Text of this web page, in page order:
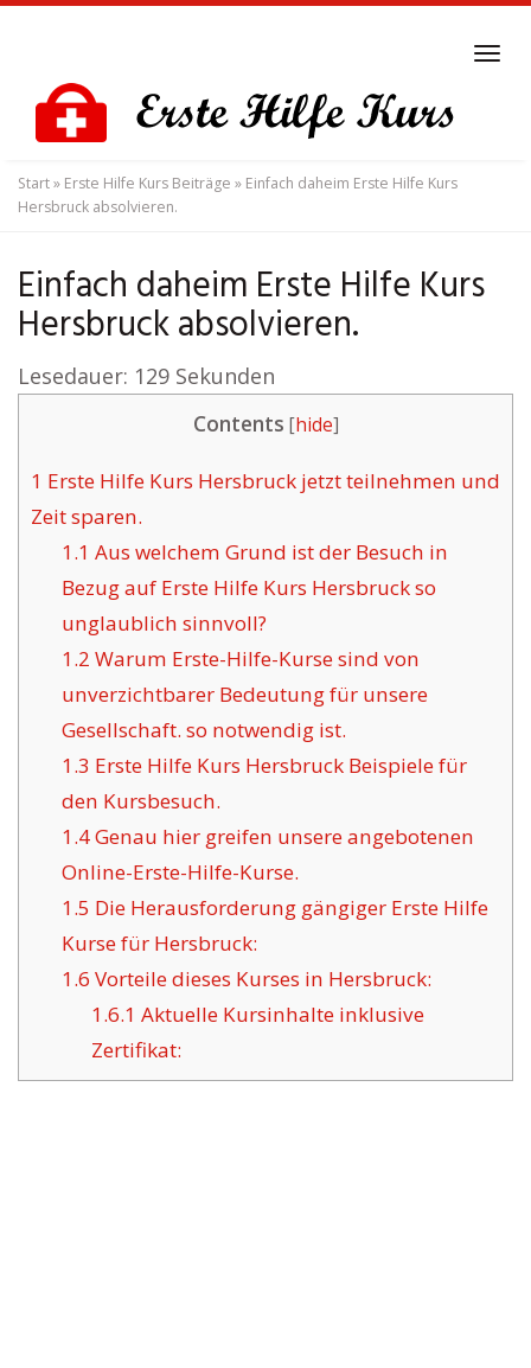
content
Start» Erste Hilfe Kurs Beiträge » Einfach daheim Erste Hilfe Kurs
Hersbruck absolvieren.
Einfach daheim Erste Hilfe Kurs
Hersbruck absolvieren.
Lesedauer: 129 Sekunden
Contents [hide]
1 Erste Hilfe Kurs Hersbruck jetzt teilnehmen und
Zeit sparen.
1.1 Aus welchem Grund ist der Besuch in
Bezug auf Erste Hilfe Kurs Hersbruck so
unglaublich sinnvoll?
1.2 Warum Erste-Hilfe-Kurse sind von
unverzichtbarer Bedeutung für unsere
Gesellschaft. so notwendig ist.
1.3 Erste Hilfe Kurs Hersbruck Beispiele für
den Kursbesuch.
1.4Genau hier greifen unsere angebotenen
Online-Erste-Hilfe-Kurse.
1.5 Die Herausforderung gängiger Erste Hilfe
Kurse für Hersbruck:
1.6 Vorteile dieses Kurses in Hersbruck:
1.6.1 Aktuelle Kursinhalte inklusive
Zertifikat: